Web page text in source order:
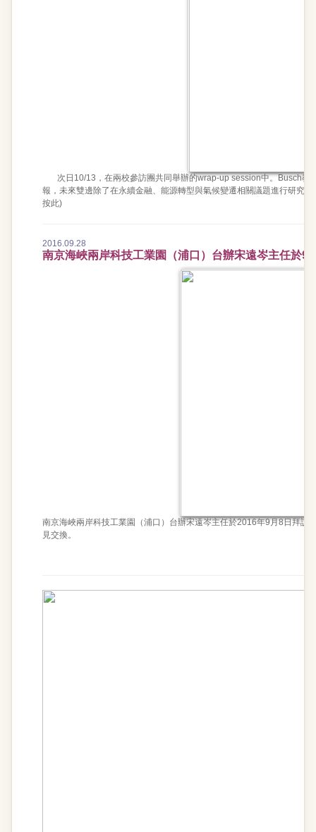
次日10/13，在兩校參訪團共同舉辦的wrap-up session中。Busch教
報，未來雙邊除了在永續金融、能源轉型與氣候變遷相關議題進行研究
按此)
2016.09.28
南京海峽兩岸科技工業園（浦口）台辦宋遠岑主任於9
南京海峽兩岸科技工業園（浦口）台辦宋遠岑主任於2016年9月8日拜
見交換。